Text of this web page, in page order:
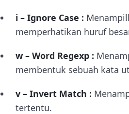
i – Ignore Case :
memperhatikan huruf
w – Word Regexp :
membentuk sebuah kata
v – Invert Match :
tertentu.